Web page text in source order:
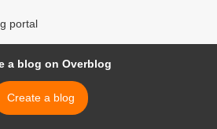
portal
a blog on Overblog
Create a blog